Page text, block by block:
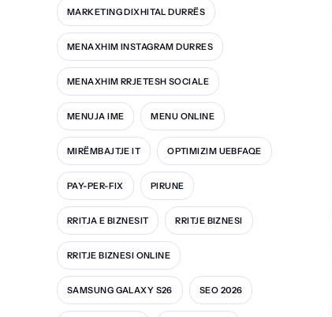
MARKETING DIXHITAL DURRËS
MENAXHIM INSTAGRAM DURRES
MENAXHIM RRJETESH SOCIALE
MENUJA IME MENU ONLINE
MIRËMBAJTJE IT OPTIMIZIM UEBFAQE
PAY-PER-FIX PIRUNE
RRITJA E BIZNESIT RRITJE BIZNESI
RRITJE BIZNESI ONLINE
SAMSUNG GALAXY S26 SEO 2026